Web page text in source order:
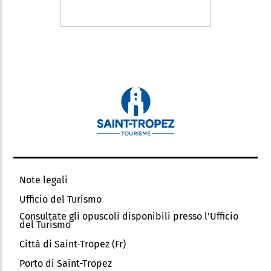
Note legali
Ufficio del Turismo
Consultate gli opuscoli disponibili presso l’Ufficio
del Turismo
Città di Saint-Tropez (Fr)
Porto di Saint-Tropez